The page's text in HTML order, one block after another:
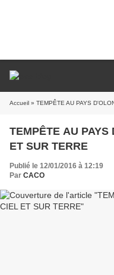
Accueil » TEMPÊTE AU PAYS
TEMPÊTE AU
ET SUR TERRE
Publié le 12/01/2016 à 12:19
Par CACO